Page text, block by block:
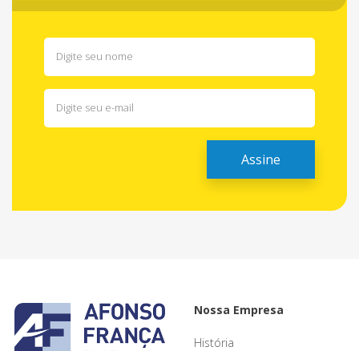
Nossa Empresa
História